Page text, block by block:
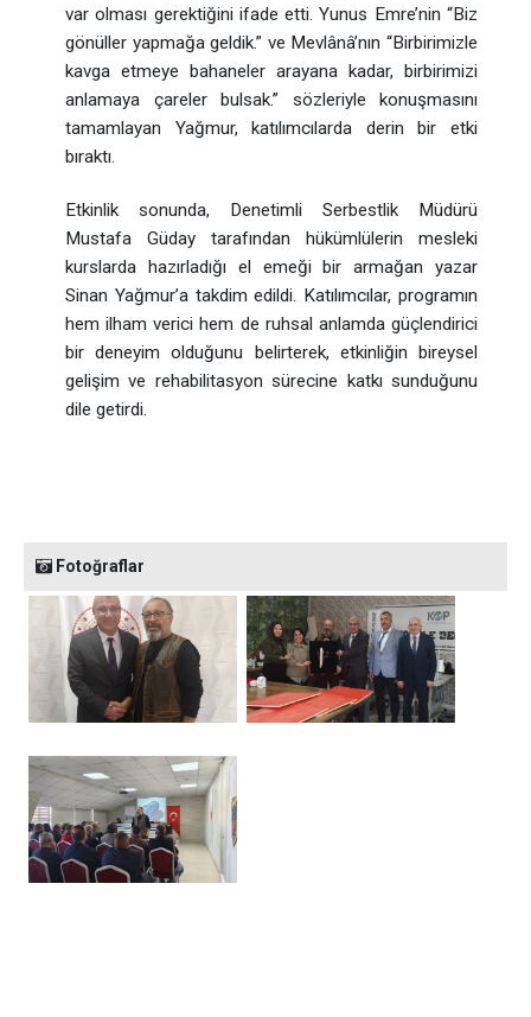
var olması gerektiğini ifade etti. Yunus Emre’nin “Biz
gönüller yapmağa geldik.” ve Mevlânâ’nın “Birbirimizle
kavga etmeye bahaneler arayana kadar, birbirimizi
anlamaya çareler bulsak.” sözleriyle konuşmasını
tamamlayan Yağmur, katılımcılarda derin bir etki
bıraktı.
Etkinlik sonunda, Denetimli Serbestlik Müdürü
Mustafa Güday tarafından hükümlülerin mesleki
kurslarda hazırladığı el emeği bir armağan yazar
Sinan Yağmur’a takdim edildi. Katılımcılar, programın
hem ilham verici hem de ruhsal anlamda güçlendirici
bir deneyim olduğunu belirterek, etkinliğin bireysel
gelişim ve rehabilitasyon sürecine katkı sunduğunu
dile getirdi.
Fotoğraflar